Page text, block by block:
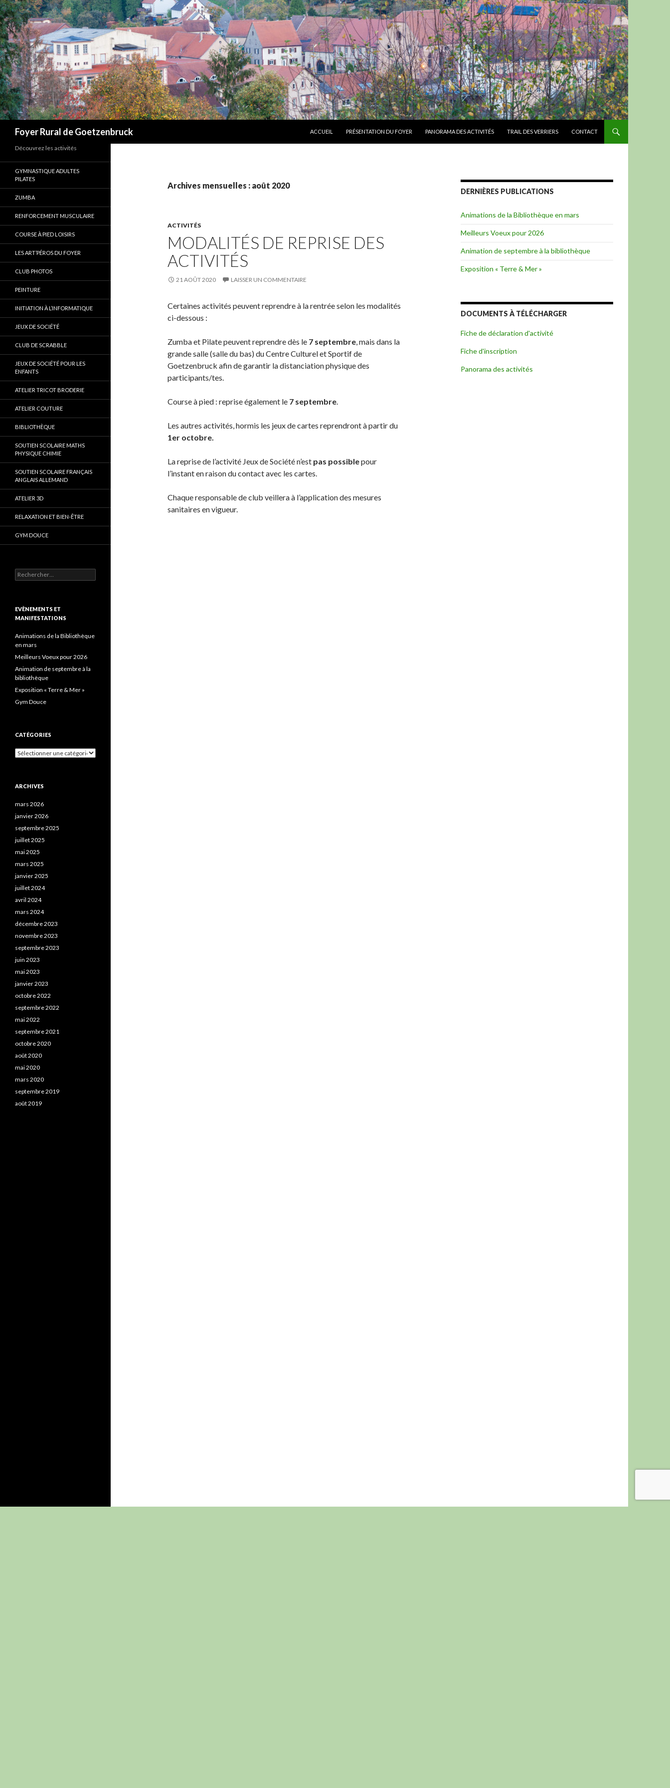
Foyer Rural de Goetzenbruck
ACCUEIL
PRÉSENTATION DU FOYER PANORAMA DES ACTIVITÉS TRAIL DES VERRIERS CONTACT
Archives mensuelles : août 2020
ACTIVITÉS
MODALITÉS DE REPRISE DES
ACTIVITÉS
21 AOÛT 2020 LAISSER UN COMMENTAIRE
Certaines activités peuvent reprendre à la rentrée selon les modalités
ci-dessous :
Zumba et Pilate peuvent reprendre dès le 7 septembre, mais dans la
grande salle (salle du bas) du Centre Culturel et Sportif de
Goetzenbruck afin de garantir la distanciation physique des
participants/tes.
Course à pied : reprise également le 7 septembre.
Les autres activités, hormis les jeux de cartes reprendront à partir du
1er octobre.
La reprise de l’activité Jeux de Société n’est pas possiblepour
l’instant en raison du contact avec les cartes.
Chaque responsable de club veillera à l’application des mesures
sanitaires en vigueur.
DERNIÈRES PUBLICATIONS
Animations de la Bibliothèque en mars
Meilleurs Voeux pour 2026
Animation de septembre à la bibliothèque
Exposition « Terre & Mer »
DOCUMENTS À TÉLÉCHARGER
Fiche de déclaration d'activité
Fiche d'inscription
Panorama des activités
Découvrez les activités
GYMNASTIQUE ADULTES
PILATES
ZUMBA
RENFORCEMENT MUSCULAIRE
COURSE À PIED LOISIRS
LES ART’PÉROS DU FOYER
CLUB PHOTOS
PEINTURE
INITIATION À L’INFORMATIQUE
JEUX DE SOCIÉTÉ
CLUB DE SCRABBLE
JEUX DE SOCIÉTÉ POUR LES
ENFANTS
ATELIER TRICOT BRODERIE
ATELIER COUTURE
BIBLIOTHÈQUE
SOUTIEN SCOLAIRE MATHS
PHYSIQUE CHIMIE
SOUTIEN SCOLAIRE FRANÇAIS
ANGLAIS ALLEMAND
ATELIER 3D
RELAXATION ET BIEN-ÊTRE
GYM DOUCE
Rechercher :
EVÈNEMENTS ET
MANIFESTATIONS
Animations de la Bibliothèque
en mars
Meilleurs Voeux pour 2026
Animation de septembre à la
bibliothèque
Exposition « Terre & Mer »
Gym Douce
CATÉGORIES
Catégories
ARCHIVES
mars 2026
janvier 2026
septembre 2025
juillet 2025
mai 2025
mars 2025
janvier 2025
juillet 2024
avril 2024
mars 2024
décembre 2023
novembre 2023
septembre 2023
juin 2023
mai 2023
janvier 2023
octobre 2022
septembre 2022
mai 2022
septembre 2021
octobre 2020
août 2020
mai 2020
mars 2020
septembre 2019
août 2019